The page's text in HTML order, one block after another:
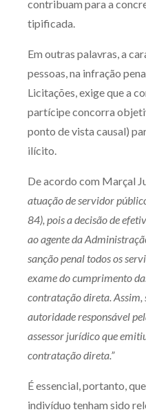
contribuam para a
tipificada.
Em outras palavras, a
pessoas, na infração
Licitações, exige que a
partícipe concorra
ponto de vista causal)
ilícito.
De acordo com Marçal
atuação de servidor
84), pois a decisão de
ao agente da
sanção penal todos os
exame do cumprimento
contratação direta. Assim,
autoridade responsável
assessor jurídico que
contratação direta.”
É essencial, portanto,
indivíduo tenham sido